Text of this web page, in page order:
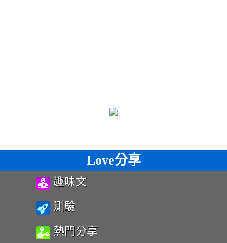
Love分享
趣味文
測驗
熱門分享